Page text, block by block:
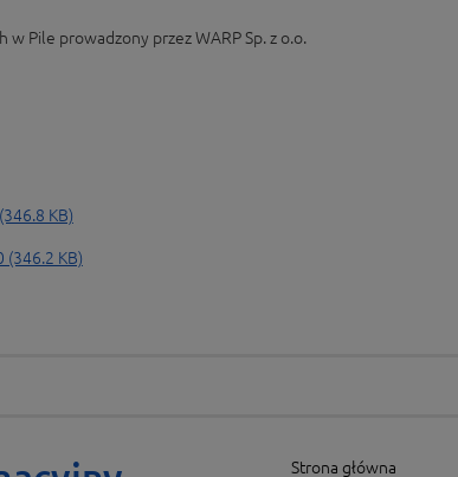
Pile prowadzony przez WARP Sp. z o.o.
KB)
(346.2 KB)
Strona główna